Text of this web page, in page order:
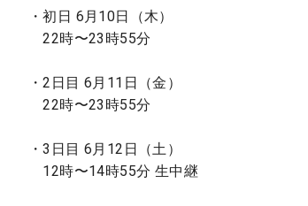
・初日 6月10日（木）
22時〜23時55分
・2日目 6月11日（金）
22時〜23時55分
・3日目 6月12日（土）
12時〜14時55分 生中継